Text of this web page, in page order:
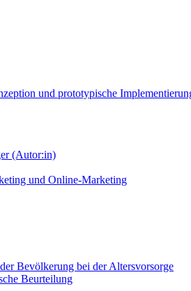
und prototypische
(Autor:in)
und Online-Marketing
Bevölkerung bei der Altersvorsorge
Beurteilung